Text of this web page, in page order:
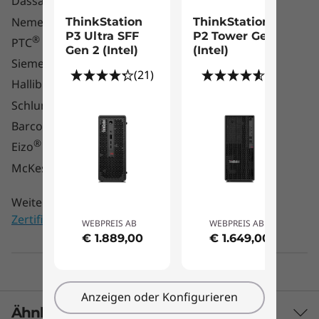
Sogar Komponenten auf der Hauptplatine
können schnell und einfach ausgetauscht
werden – dank intuitiver roter Touch-Punkte
ganz ohne Werkzeug. Die durchdachte
und vereinfacht so die Wartung.
Nemetschek®
PTC®
Siemens
Halliburton ®
Schlumberger
Barco
Eizo®
McKesson
Weitere Informationen zu spezifischen
Zertifizierungen
Ähnliche Produkte vergleichen
ThinkStation
P3 Ultra SFF
Gen 2 (Intel)
(21)
WEBPREIS AB
€ 1.889,00
ThinkStation
P2 Tower Gen 2
(Intel)
(9)
WEBPREIS AB
€ 1.649,00
Anzeigen oder Konfigurieren